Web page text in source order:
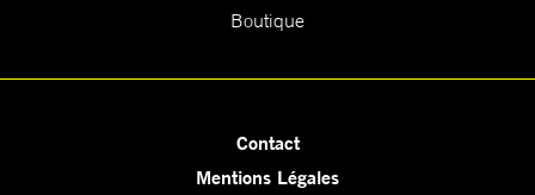
Boutique
Contact
Mentions Légales